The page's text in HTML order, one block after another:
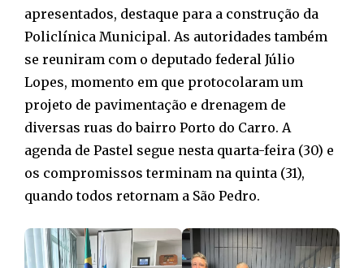
apresentados, destaque para a construção da
Policlínica Municipal. As autoridades também
se reuniram com o deputado federal Júlio
Lopes, momento em que protocolaram um
projeto de pavimentação e drenagem de
diversas ruas do bairro Porto do Carro. A
agenda de Pastel segue nesta quarta-feira (30) e
os compromissos terminam na quinta (31),
quando todos retornam a São Pedro.